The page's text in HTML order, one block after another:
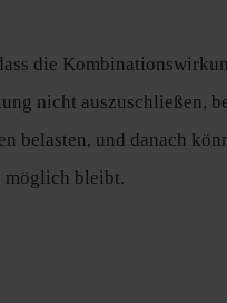
die
nicht auszuschließen,
und danach
möglich bleibt.